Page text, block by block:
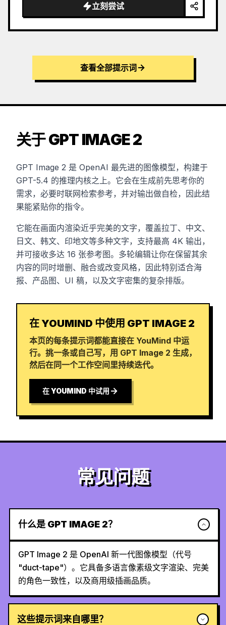
立刻尝试
查看全部提示词
关于 GPT IMAGE 2
GPT Image 2 是 OpenAI 最先进的图像模型，构建于
GPT-5.4 的推理内核之上。它会在生成前先思考你的
需求，必要时联网检索参考，并对输出做自检，因此结
果能紧贴你的指令。
它能在画面内渲染近乎完美的文字，覆盖拉丁、中文、
日文、韩文、印地文等多种文字，支持最高 4K 输出，
并可接收多达 16 张参考图。多轮编辑让你在保留其余
内容的同时增删、融合或改变风格，因此特别适合海
报、产品图、UI 稿，以及文字密集的复杂排版。
在 YOUMIND 中使用 GPT IMAGE 2
本页的每条提示词都能直接在 YouMind 中运
行。挑一条或自己写，用 GPT Image 2 生成，
然后在同一个工作空间里持续迭代。
在 YOUMIND 中试用
常见问题
什么是 GPT IMAGE 2？
GPT Image 2 是 OpenAI 新一代图像模型（代号
"duct-tape"）。它具备多语言像素级文字渲染、完美
的角色一致性，以及商用级插画品质。
这些提示词来自哪里？